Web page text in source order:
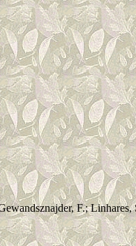
F.; Linhares,